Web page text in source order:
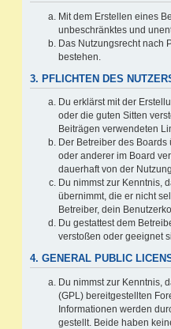
Mit dem Erstellen eines
unbeschränktes und
Das Nutzungsrecht nach
bestehen.
3. PFLICHTEN DES
Du erklärst mit der
oder die guten Sitten
Beiträgen verwendeten
Der Betreiber des
oder anderer im Board
dauerhaft von der
Du nimmst zur Kenntnis,
übernimmt, die er nicht
Betreiber, dein
Du gestattest dem
verstoßen oder geeignet
4. GENERAL PUBLIC
Du nimmst zur Kenntnis,
(GPL) bereitgestellten
Informationen werden
gestellt. Beide haben